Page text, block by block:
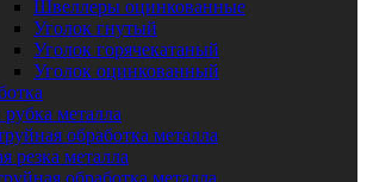
Швеллеры оцинкованные
Уголок гнутый
Уголок горячекатаный
Уголок оцинкованный
металла
обработка металла
резка металла